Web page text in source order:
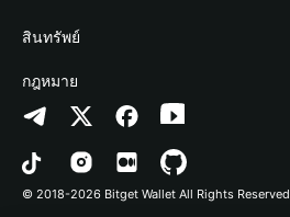
ศูนย์ช่วยเหลือ
ติดต่อเรา
ทรัพยากรข้อมูลของแบรนด์
อาชีพ
Crypto Swap API
Altcoin Season Index
Prediction Markets
DApp
Bitget Wallet Pay
ลิสต์โปรเจกต์
เทคโนโลยีความปลอดภัย
ซื้อคริปโต
การตรวจจับการอนุญาต
การตรวจจับสัญญา
การโอนเป็นชุด
สินทรัพย์
Arbitrum
Avalanche
Bitcoin
กฎหมาย
นโยบายความเป็นส่วนตัว
ข้อตกลงในการใช้บริการ
© 2018-2026 Bitget Wallet All Rights Reserved